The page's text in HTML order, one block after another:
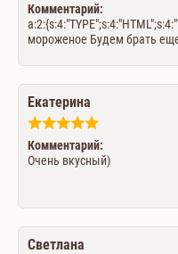
Комментарий:
мороженое Будем брать
Екатерина
Комментарий:
Очень вкусный)
Светлана